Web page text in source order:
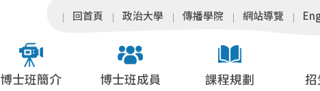
回首頁 政治大學 傳播學院 網站導覽
博士班簡介 博士班成員 課程規劃